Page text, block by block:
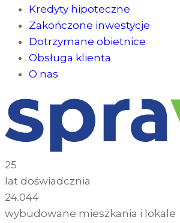
Kredyty hipoteczne
Zakończone inwestycje
Dotrzymane obietnice
Obsługa klienta
O nas
25
lat doświadcznia
24.044
wybudowane mieszkania i lokale